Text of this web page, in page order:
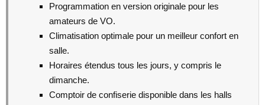
Programmation en version originale pour les
amateurs de VO.
Climatisation optimale pour un meilleur confort en
salle.
Horaires étendus tous les jours, y compris le
dimanche.
Comptoir de confiserie disponible dans les halls